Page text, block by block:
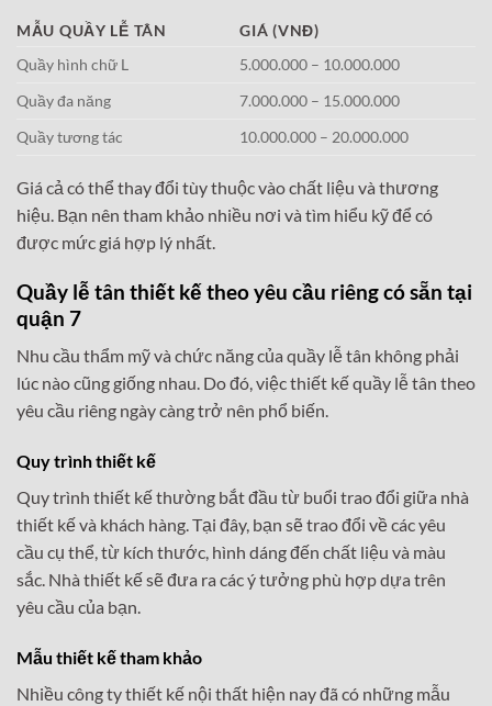
MẪU QUẦY LỄ TÂN
GIÁ (VNĐ)
Quầy hình chữ L
5.000.000 – 10.000.000
Quầy đa năng
7.000.000 – 15.000.000
Quầy tương tác
10.000.000 – 20.000.000
Giá cả có thể thay đổi tùy thuộc vào chất liệu và thương
hiệu. Bạn nên tham khảo nhiều nơi và tìm hiểu kỹ để có
được mức giá hợp lý nhất.
Quầy lễ tân thiết kế theo yêu cầu riêng có sẵn tại
quận 7
Nhu cầu thẩm mỹ và chức năng của quầy lễ tân không phải
lúc nào cũng giống nhau. Do đó, việc thiết kế quầy lễ tân theo
yêu cầu riêng ngày càng trở nên phổ biến.
Quy trình thiết kế
Quy trình thiết kế thường bắt đầu từ buổi trao đổi giữa nhà
thiết kế và khách hàng. Tại đây, bạn sẽ trao đổi về các yêu
cầu cụ thể, từ kích thước, hình dáng đến chất liệu và màu
sắc. Nhà thiết kế sẽ đưa ra các ý tưởng phù hợp dựa trên
yêu cầu của bạn.
Mẫu thiết kế tham khảo
Nhiều công ty thiết kế nội thất hiện nay đã có những mẫu